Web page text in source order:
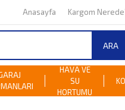
Anasayfa Kargom
ARA
HAVA VE
SU
HORTUMU